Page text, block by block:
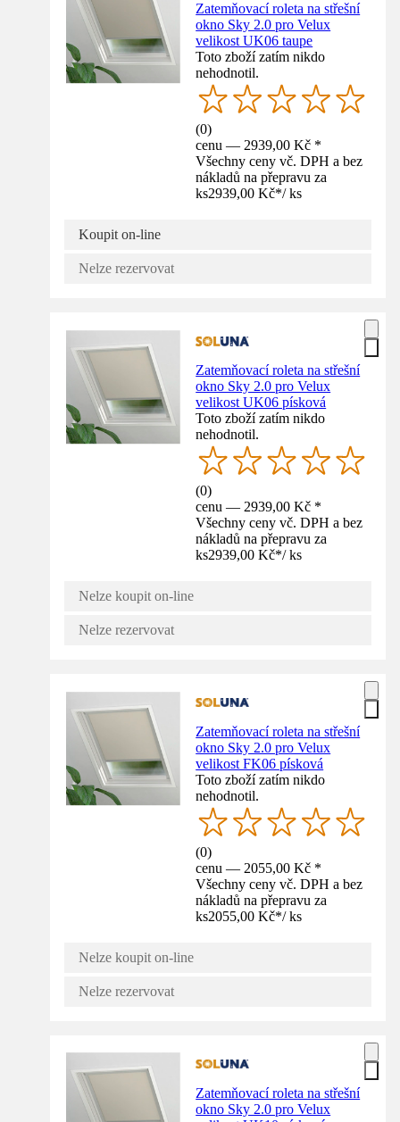
Zatemňovací roleta na střešní
okno Sky 2.0 pro Velux
velikost UK06 taupe
Toto zboží zatím nikdo
nehodnotil.
(0)
cenu — 2939,00 Kč *
Všechny ceny vč. DPH a bez
nákladů na přepravu za
ks2939,00 Kč*/ ks
Koupit on-line
Nelze rezervovat
Zatemňovací roleta na střešní
okno Sky 2.0 pro Velux
velikost UK06 písková
Toto zboží zatím nikdo
nehodnotil.
(0)
cenu — 2939,00 Kč *
Všechny ceny vč. DPH a bez
nákladů na přepravu za
ks2939,00 Kč*/ ks
Nelze koupit on-line
Nelze rezervovat
Zatemňovací roleta na střešní
okno Sky 2.0 pro Velux
velikost FK06 písková
Toto zboží zatím nikdo
nehodnotil.
(0)
cenu — 2055,00 Kč *
Všechny ceny vč. DPH a bez
nákladů na přepravu za
ks2055,00 Kč*/ ks
Nelze koupit on-line
Nelze rezervovat
Zatemňovací roleta na střešní
okno Sky 2.0 pro Velux